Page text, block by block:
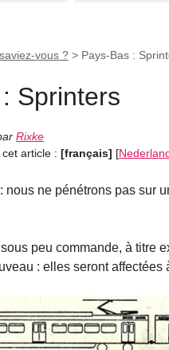
vous ? > Pays-Bas :
Sprinters
Rixke
article : [français] [
nous ne pénétrons pas sur
peu commande, à titre
: elles seront